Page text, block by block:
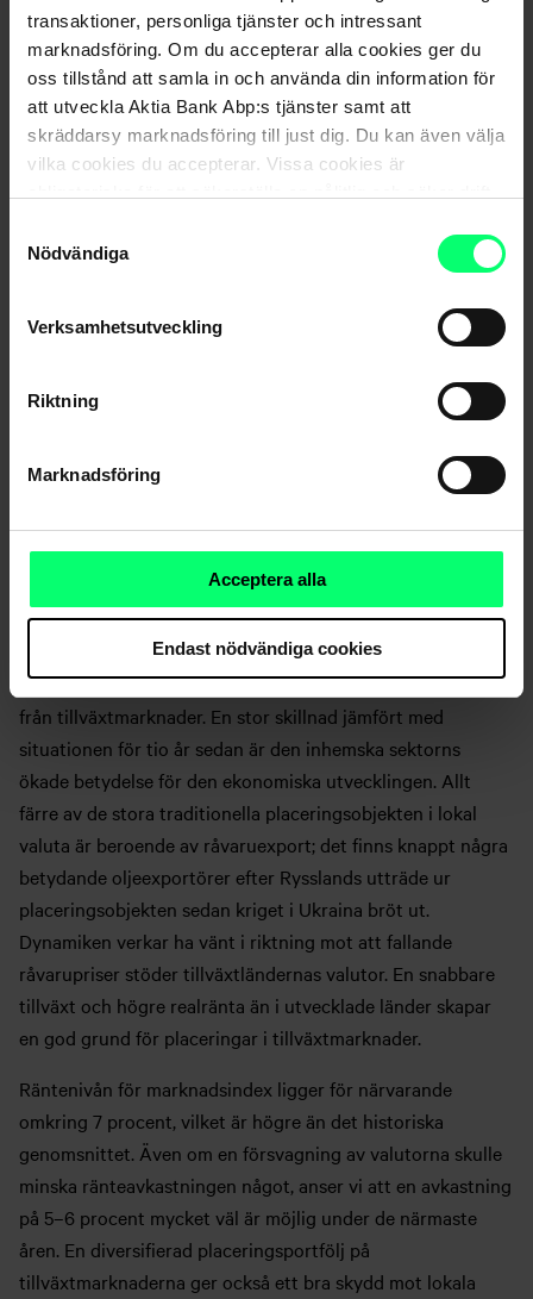
transaktioner, personliga tjänster och intressant
marknadsföring. Om du accepterar alla cookies ger du
oss tillstånd att samla in och använda din information för
att utveckla Aktia Bank Abp:s tjänster samt att
skräddarsy marknadsföring till just dig. Du kan även välja
vilka cookies du accepterar. Vissa cookies är
Nödvändiga
Verksamhetsutveckling
Riktning
Marknadsföring
Acceptera alla
Endast nödvändiga cookies
budgetunderskott. Det är fortfarande svårt att genomföra
reformer, och polariseringen i världen gör inte direkta
placeringsflöden självklara när de globala tillväxtutsikterna
förbättras. Det finns fortfarande stora skillnader mellan
länderna, vilket understryker vikten av aktiva placeringar
på tillväxtländers räntemarknader.
statsfinanserna ett underskott, och
bara några få länder kommer i år att
budgetunderskott. Det är fortfarande
polariseringen i världen gör inte
när de globala tillväxtutsikterna
Tillväxtskillnaden till de utvecklade länderna förväntas öka
nästa år, vilket traditionellt har möjliggjort god avkastning
från tillväxtmarknader. En stor skillnad jämfört med
situationen för tio år sedan är den inhemska sektorns
ökade betydelse för den ekonomiska utvecklingen. Allt
färre av de stora traditionella placeringsobjekten i lokal
valuta är beroende av råvaruexport; det finns knappt några
betydande oljeexportörer efter Rysslands utträde ur
placeringsobjekten sedan kriget i Ukraina bröt ut.
Dynamiken verkar ha vänt i riktning mot att fallande
råvarupriser stöder tillväxtländernas valutor. En snabbare
tillväxt och högre realränta än i utvecklade länder skapar
en god grund för placeringar i tillväxtmarknader.
Räntenivån för marknadsindex ligger för närvarande
omkring 7 procent, vilket är högre än det historiska
genomsnittet. Även om en försvagning av valutorna skulle
minska ränteavkastningen något, anser vi att en avkastning
på 5–6 procent mycket väl är möjlig under de närmaste
åren. En diversifierad placeringsportfölj på
tillväxtmarknaderna ger också ett bra skydd mot lokala